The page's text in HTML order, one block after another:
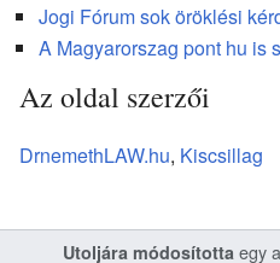
Jogi Fórum sok öröklési
A Magyarorszag pont hu is
Az oldal szerzői
DrnemethLAW.hu, Kiscsillag
Utoljára módosította egy